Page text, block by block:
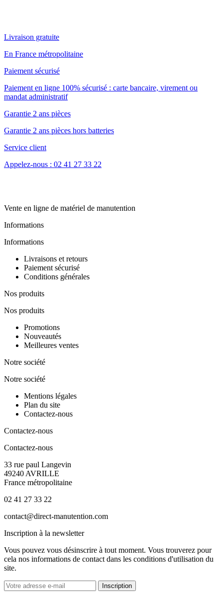
Livraison gratuite
En France métropolitaine
Paiement sécurisé
Paiement en ligne 100% sécurisé : carte bancaire, virement ou
mandat administratif
Garantie 2 ans pièces
Garantie 2 ans pièces hors batteries
Service client
Appelez-nous : 02 41 27 33 22
Vente en ligne de matériel de manutention
Informations
Informations
Livraisons et retours
Paiement sécurisé
Conditions générales
Nos produits
Nos produits
Promotions
Nouveautés
Meilleures ventes
Notre société
Notre société
Mentions légales
Plan du site
Contactez-nous
Contactez-nous
Contactez-nous
33 rue paul Langevin
49240 AVRILLE
France métropolitaine
02 41 27 33 22
contact@direct-manutention.com
Inscription à la newsletter
Vous pouvez vous désinscrire à tout moment. Vous trouverez pour
cela nos informations de contact dans les conditions d'utilisation du
site.